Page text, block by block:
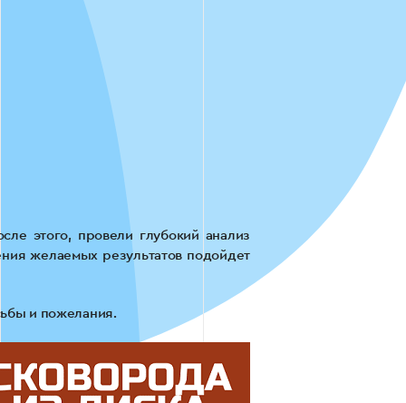
активно продаваться в теплые
— спрос падает. Наша команда
анализ рынка, конкурентов
было принято решение, что
всего подойдет для получения
команде Outsourcing Team с
и уменьшить стоимость одного
этого, провели глубокий анализ
желаемых результатов подойдет
и пожелания.